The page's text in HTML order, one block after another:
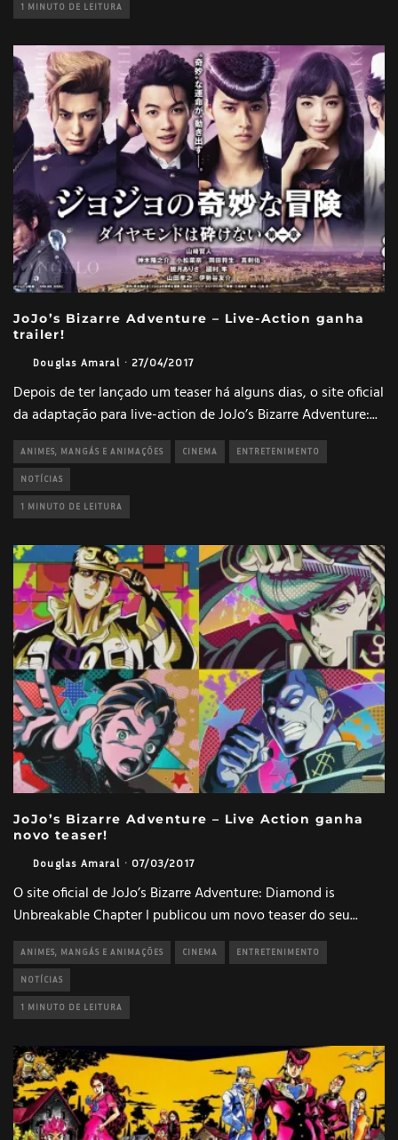
1 MINUTO DE LEITURA
JoJo’s Bizarre Adventure – Live-Action ganha
trailer!
Douglas Amaral · 27/04/2017
Depois de ter lançado um teaser há alguns dias, o site oficial
da adaptação para live-action de JoJo’s Bizarre Adventure:...
ANIMES, MANGÁS E ANIMAÇÕES CINEMA ENTRETENIMENTO
NOTÍCIAS
1 MINUTO DE LEITURA
JoJo’s Bizarre Adventure – Live Action ganha
novo teaser!
Douglas Amaral · 07/03/2017
O site oficial de JoJo’s Bizarre Adventure: Diamond is
Unbreakable Chapter I publicou um novo teaser do seu...
ANIMES, MANGÁS E ANIMAÇÕES CINEMA ENTRETENIMENTO
NOTÍCIAS
1 MINUTO DE LEITURA